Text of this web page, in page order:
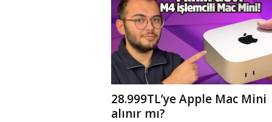
l
i
E
28.999TL’ye Apple Mac Mini
alınır mı?